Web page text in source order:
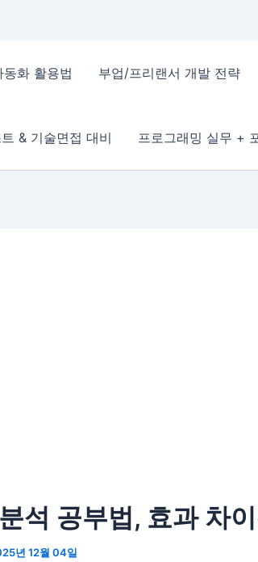
화 활용법 부업/프리랜서 개발 전략
& 기술면접 대비 프로그래밍 실무 +
석 공부법, 효과 차
년 12월 04일